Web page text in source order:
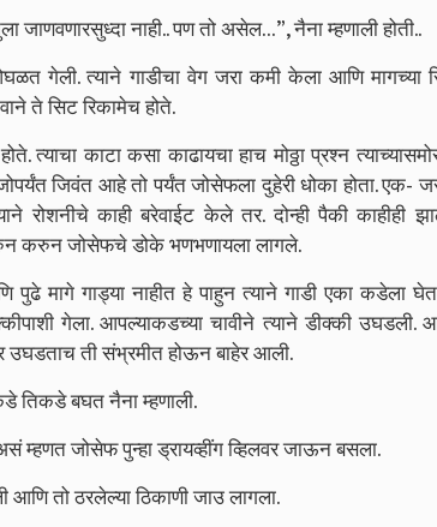
नाही.. पण तो असेल…”, नैना म्हणाली होती..
गेली. त्याने गाडीचा वेग जरा कमी केला आणि मागच्या
ते सिट रिकामेच होते.
काटा कसा काढायचा हाच मोठ्ठा प्रश्न
जिवंत आहे तो पर्यंत जोसेफला दुहेरी धोका होता. एक-
काही बरेवाईट केले तर. दोन्ही पैकी काहीही
करुन जोसेफचे डोके भणभणायला लागले.
मागे गाड्या नाहीत हे पाहुन त्याने गाडी एका कडेला
गेला. आपल्याकडच्या चावीने त्याने डीक्की उघडली.
ती संभ्रमीत होऊन बाहेर आली.
तिकडे बघत नैना म्हणाली.
म्हणत जोसेफ पुन्हा ड्रायव्हींग व्हिलवर जाऊन बसला.
तो ठरलेल्या ठिकाणी जाउ लागला.